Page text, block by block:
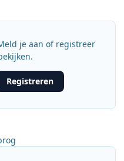
je aan of registreer
Registreren